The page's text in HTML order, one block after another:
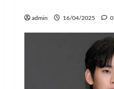
admin 16/04/2025 0